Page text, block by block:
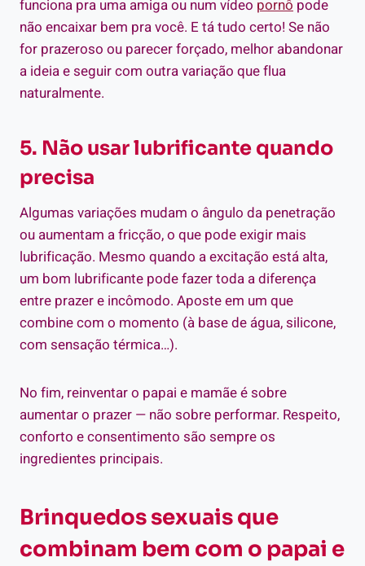
funciona pra uma amiga ou num vídeo pornô pode
não encaixar bem pra você. E tá tudo certo! Se não
for prazeroso ou parecer forçado, melhor abandonar
a ideia e seguir com outra variação que flua
naturalmente.
5. Não usar lubrificante quando
precisa
Algumas variações mudam o ângulo da penetração
ou aumentam a fricção, o que pode exigir mais
lubrificação. Mesmo quando a excitação está alta,
um bom lubrificante pode fazer toda a diferença
entre prazer e incômodo. Aposte em um que
combine com o momento (à base de água, silicone,
com sensação térmica…).
No fim, reinventar o papai e mamãe é sobre
aumentar o prazer — não sobre performar. Respeito,
conforto e consentimento são sempre os
ingredientes principais.
Brinquedos sexuais que
combinam bem com o papai e